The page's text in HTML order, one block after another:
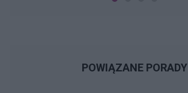
POWIĄZANE PORADY